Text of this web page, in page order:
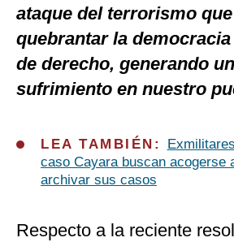
ataque del terrorismo
quebrantar la
de derecho, generando
sufrimiento en nuestro
LEA TAMBIÉN:
caso Cayara buscan acogerse
archivar sus casos
Respecto a la reciente